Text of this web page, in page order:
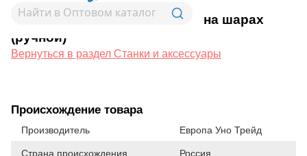
1306-0015Станок для печати на шарах
(ручной)
Вернуться в раздел Станки и аксессуары
Происхождение товара
Производитель Европа Уно Трейд
Страна происхождения Россия